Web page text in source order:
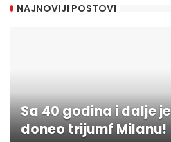
NAJNOVIJI POSTOVI
Sa 40 godina i dalje
doneo trijumf Milanu!